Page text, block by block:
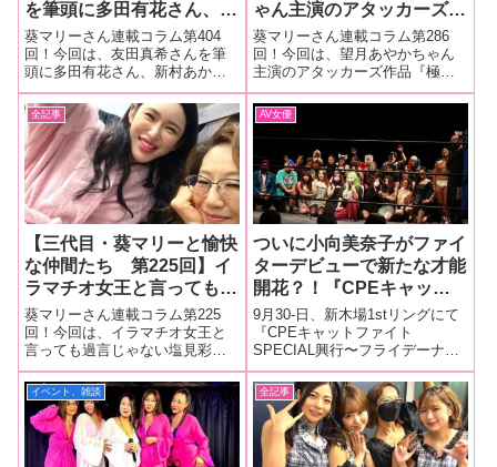
を筆頭に多田有花さん、新
村あかりちゃん、川上ゆう
ちゃん、むとうあやかさ
ん、範田紗々ちゃんなど総
勢15名でのぞんだ「台湾
アダルトエキスポTAE」葵
屋本店の様子をレポート！
葵マリーさん連載コラム第404
回！今回は、友田真希さんを筆
頭に多田有花さん、新村あかり
ちゃん、川上ゆうちゃん、むと
うあやかさん、範田紗々ちゃ
ん、前多まこちゃん、アイシャ
ちゃんなど総勢15名でのぞんだ
「台湾アダルトエキスポTAE」
での葵屋本店
ゃん主演のアタッカーズ作
品『極限拷問 望月あや
か』。次から次へと責め道
具が噴水みたいに湧いてで
てくるハード調教作品を大
量画像でレポート！
葵マリーさん連載コラム第286
回！今回は、望月あやかちゃん
主演のアタッカーズ作品『極限
拷問 望月あやか』。次から次へ
と責め道具が噴水みたいに湧い
てでてくるハード調教作品を大
量画像でレポート！■マリーさん
の今までの連載はこちら 極限拷
問 望月
全記事
【三代目・葵マリーと愉快
な仲間たち 第225回】イ
ラマチオ女王と言っても過
言じゃない塩見彩ちゃん主
演のドグマ作品『イラマチ
オ ドラッグ 塩見彩』の現
場をレポート！
葵マリーさん連載コラム第225
回！今回は、イラマチオ女王と
言っても過言じゃない塩見彩ち
ゃん主演のドグマ作品『イラマ
チオ ドラッグ 塩見彩』の現場を
レポート！■マリーさんの今まで
の連載はこちら『イラマチオ ド
ラッグ 塩見彩』イラマチオ女王
と言
AV女優
ついに小向美奈子がファイ
ターデビューで新たな才能
開花？！『CPEキャット
ファイトSPECIAL興行〜
フライデーナイトフィーバ
ー2022〜』レポート
9月30-日、新木場1stリングにて
『CPEキャットファイト
SPECIAL興行〜フライデーナイ
トフィーバー2022〜』が開催さ
れました。約1年ぶりの新木場リ
ングでのCPE開催を完全レポー
ト！……と、その前に恒例の試
合直前の楽屋潜入を決行。秘
イベント、雑談 全記事